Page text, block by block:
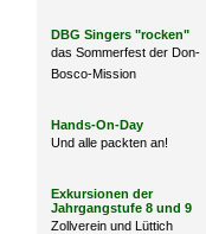
DBG Singers "rocken"
das Sommerfest der Don-
Bosco-Mission
Hands-On-Day
Und alle packten an!
Exkursionen der
Jahrgangstufe 8 und 9
Zollverein und Lüttich